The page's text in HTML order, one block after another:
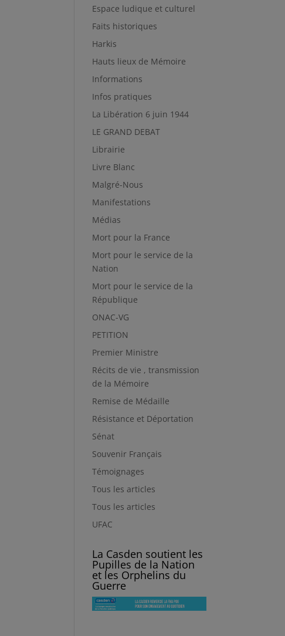
Espace ludique et culturel
Faits historiques
Harkis
Hauts lieux de Mémoire
Informations
Infos pratiques
La Libération 6 juin 1944
LE GRAND DEBAT
Librairie
Livre Blanc
Malgré-Nous
Manifestations
Médias
Mort pour la France
Mort pour le service de la
Nation
Mort pour le service de la
République
ONAC-VG
PETITION
Premier Ministre
Récits de vie , transmission
de la Mémoire
Remise de Médaille
Résistance et Déportation
Sénat
Souvenir Français
Témoignages
Tous les articles
Tous les articles
UFAC
La Casden soutient les
Pupilles de la Nation
et les Orphelins du
Guerre